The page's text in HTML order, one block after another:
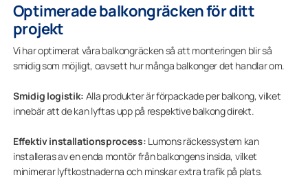
Optimerade balkongräcken för ditt
projekt
Vi har optimerat våra balkongräcken så att monteringen blir så
smidig som möjligt, oavsett hur många balkonger det handlar om.
Smidig logistik: Alla produkter är förpackade per balkong, vilket
innebär att de kan lyftas upp på respektive balkong direkt.
Effektiv installationsprocess: Lumons räckessystem kan
installeras av en enda montör från balkongens insida, vilket
minimerar lyftkostnaderna och minskar extra trafik på plats.